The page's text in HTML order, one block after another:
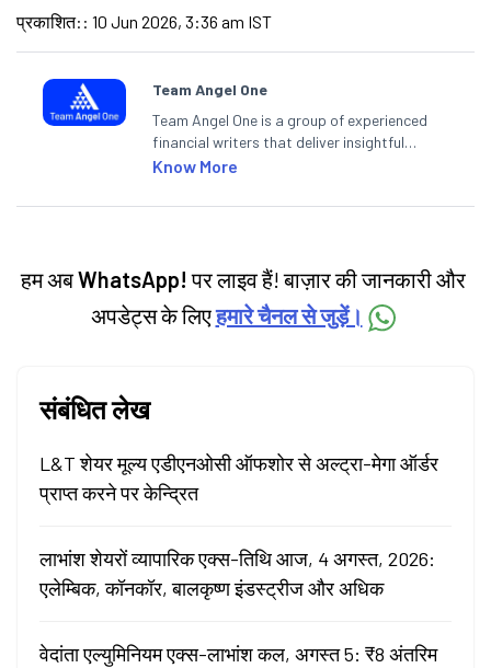
प्रकाशित: : 10 Jun 2026, 3:36 am IST
Team Angel One
Team Angel One is a group of experienced
financial writers that deliver insightful
articles on the stock market, IPO, economy,
categories.
Know More
हम अबWhatsApp! पर लाइव हैं! बाज़ार की जानकारी और
अपडेट्स के लिएहमारे चैनल से जुड़ें।
संबंधित लेख
L&T शेयर मूल्य एडीएनओसी ऑफशोर से अल्ट्रा-मेगा ऑर्डर
प्राप्त करने पर केन्द्रित
लाभांश शेयरों व्यापारिक एक्स-तिथि आज, 4 अगस्त, 2026:
एलेम्बिक, कॉनकॉर, बालकृष्ण इंडस्ट्रीज और अधिक
वेदांता एल्युमिनियम एक्स-लाभांश कल, अगस्त 5: ₹8 अंतरिम